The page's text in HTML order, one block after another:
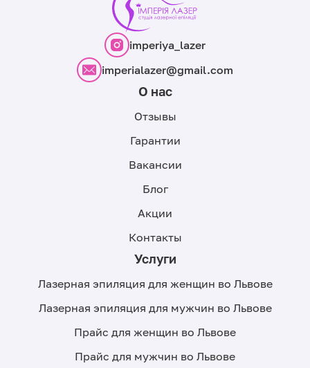
imperiya_lazer
imperialazer@gmail.com
О нас
Отзывы
Гарантии
Вакансии
Блог
Акции
Контакты
Услуги
Лазерная эпиляция для женщин во Львове
Лазерная эпиляция для мужчин во Львове
Прайс для женщин во Львове
Прайс для мужчин во Львове